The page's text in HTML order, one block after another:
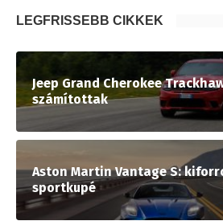
LEGFRISSEBB CIKKEK
Jeep Grand Cherokee
számítottak
Aston Martin Vantage S:
sportkupé